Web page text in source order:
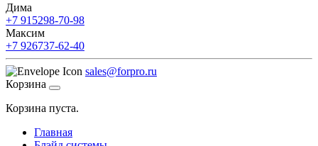
Дима
+7 915298-70-98
Максим
+7 926737-62-40
sales@forpro.ru
Корзина
Корзина пуста.
Главная